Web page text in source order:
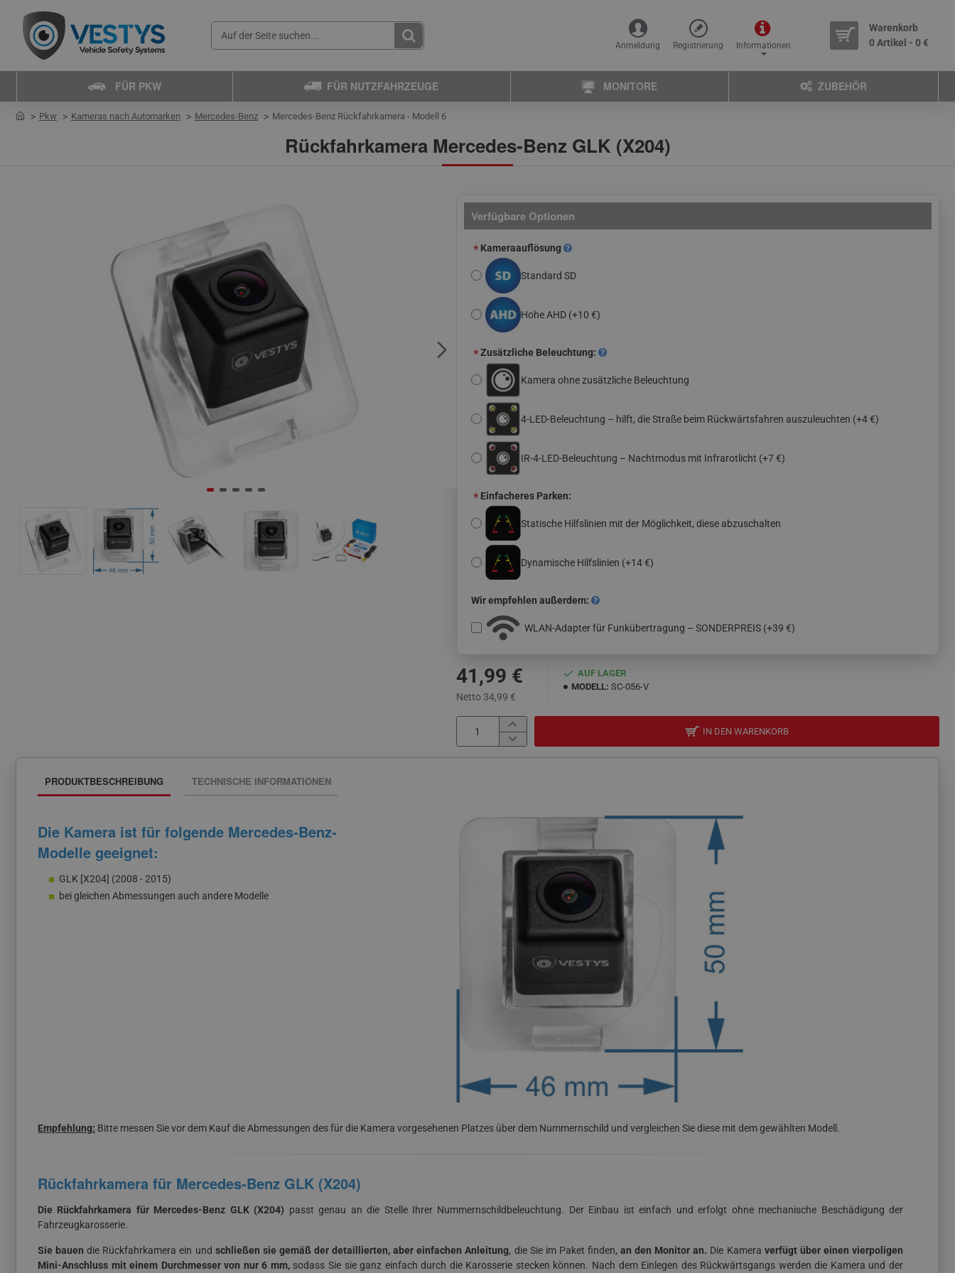
Auf
Seite
Anmeldung Registrierung Informationen
Warenkorb
0 Artikel - 0 €
FÜR PKW FÜR NUTZFAHRZEUGE MONITORE ZUBEHÖR
Rückfahrkamera Mercedes-Benz GLK (X204)
homePkw Kameras nach Automarken Mercedes-Benz Mercedes-Benz Rückfahrkamera - Modell 6
41,99 €
Netto 34,99 €
AUF LAGER
MODELL: SC-056-V
Verfügbare Optionen
Kameraauflösung
Standard SD
Hohe AHD (+10 €)
Zusätzliche Beleuchtung:
Kamera ohne zusätzliche Beleuchtung
4-LED-Beleuchtung – hilft, die Straße beim Rückwärtsfahren auszuleuchten (+4 €)
IR-4-LED-Beleuchtung – Nachtmodus mit Infrarotlicht (+7 €)
Einfacheres Parken:
Statische Hilfslinien mit der Möglichkeit, diese abzuschalten
Dynamische Hilfslinien (+14 €)
Wir empfehlen außerdem:
WLAN-Adapter für Funkübertragung – SONDERPREIS (+39 €)
IN DEN WARENKORB
PRODUKTBESCHREIBUNG TECHNISCHE INFORMATIONEN
Die Kamera ist für folgende Mercedes-Benz-
Modelle geeignet:
GLK [X204] (2008 - 2015)
bei gleichen Abmessungen auch andere Modelle
Empfehlung: Bitte messen Sie vor dem Kauf die Abmessungen des für die Kamera vorgesehenen Platzes über dem Nummernschild und vergleichen Sie diese mit dem gewählten Modell.
Rückfahrkamera für Mercedes-Benz GLK (X204)
Die Rückfahrkamera für Mercedes-Benz GLK (X204) passt genau an die Stelle Ihrer Nummernschildbeleuchtung. Der Einbau ist einfach und erfolgt ohne mechanische Beschädigung der
Fahrzeugkarosserie.
Sie bauen die Rückfahrkamera ein und schließen sie gemäß der detaillierten, aber einfachen Anleitung, die Sie im Paket finden,an den Monitor an. Die Kamera verfügt über einen vierpoligen
Mini-Anschluss mit einem Durchmesser von nur 6 mm,sodass Sie sie ganz einfach durch die Karosserie stecken können. Nach dem Einlegen des Rückwärtsgangs werden die Kamera und der